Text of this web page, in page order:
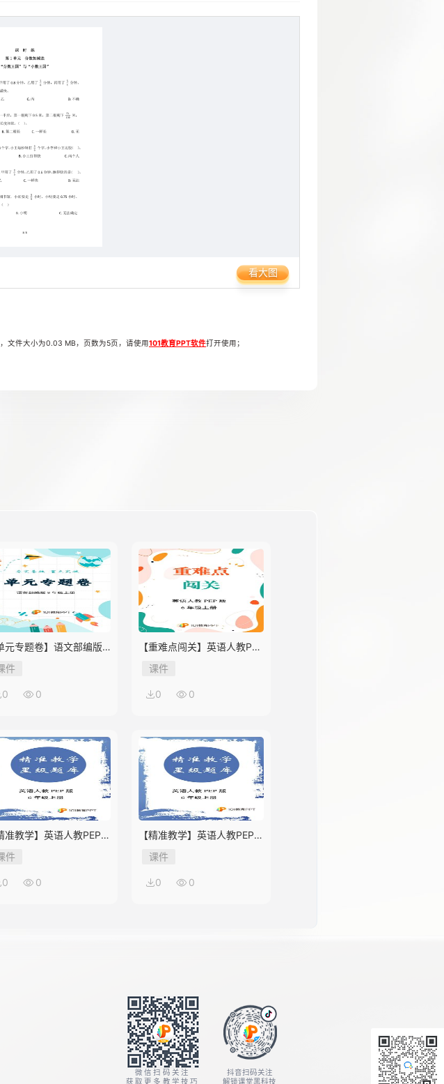
看大图
文件大小为0.03 MB，页数为5页，请使用101教育PPT软件打开使用；
元专题卷】语文部编版8
上册第1单元01 积累与
件
0 0
【重难点闯关】英语人教PEP
版6年级上册Unit 1
课件
0 0
准教学】英语人教PEP版
级上册Unit 2★★★题库
件
0 0
【精准教学】英语人教PEP版
6年级上册Unit 1★★★题库
课件
0 0
微信扫码关注
获取更多教学技巧
抖音扫码关注
解锁课堂黑科技